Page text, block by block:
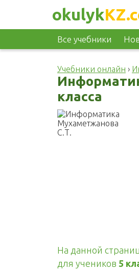
okulyk
Все учебники
Учебники онлайн ›
класса
На данной
для учеников 5